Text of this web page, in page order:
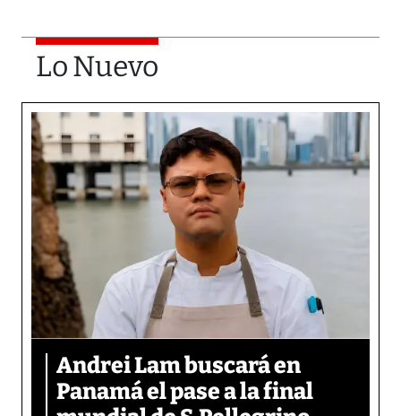
Lo Nuevo
Andrei Lam buscará en
Panamá el pase a la final